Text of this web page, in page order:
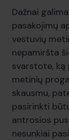
Dažnai
pasakojimų
vestuvių
nepamiršta
svarstote, ką
metinių
skausmu,
pasirinkti
antrosios
nesunkiai